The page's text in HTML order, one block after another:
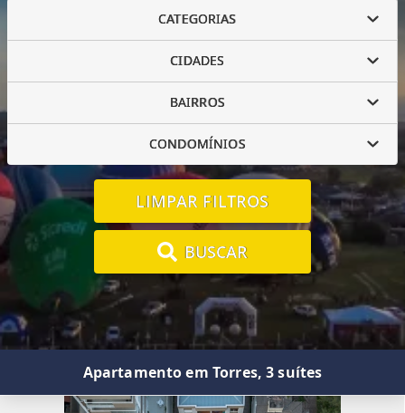
CATEGORIAS
CIDADES
BAIRROS
CONDOMÍNIOS
LIMPAR FILTROS
BUSCAR
Apartamento em Torres, 3 suítes